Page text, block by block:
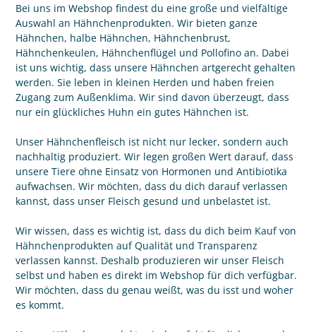
Bei uns im Webshop findest du eine große und vielfältige
Auswahl an Hähnchenprodukten. Wir bieten ganze
Hähnchen, halbe Hähnchen, Hähnchenbrust,
Hähnchenkeulen, Hähnchenflügel und Pollofino an. Dabei
ist uns wichtig, dass unsere Hähnchen artgerecht gehalten
werden. Sie leben in kleinen Herden und haben freien
Zugang zum Außenklima. Wir sind davon überzeugt, dass
nur ein glückliches Huhn ein gutes Hähnchen ist.
Unser Hähnchenfleisch ist nicht nur lecker, sondern auch
nachhaltig produziert. Wir legen großen Wert darauf, dass
unsere Tiere ohne Einsatz von Hormonen und Antibiotika
aufwachsen. Wir möchten, dass du dich darauf verlassen
kannst, dass unser Fleisch gesund und unbelastet ist.
Wir wissen, dass es wichtig ist, dass du dich beim Kauf von
Hähnchenprodukten auf Qualität und Transparenz
verlassen kannst. Deshalb produzieren wir unser Fleisch
selbst und haben es direkt im Webshop für dich verfügbar.
Wir möchten, dass du genau weißt, was du isst und woher
es kommt.